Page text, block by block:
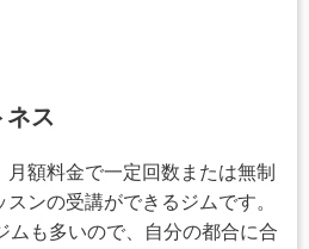
ス
額料金で一定回数または無制
ンの受講ができるジムです。
ムも多いので、自分の都合に合